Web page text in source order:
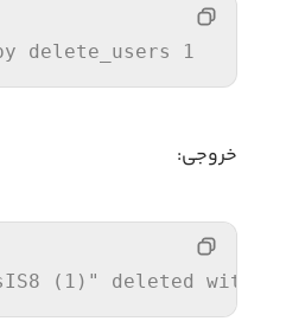
delete_users 1
خروجی:
(1)" deleted with